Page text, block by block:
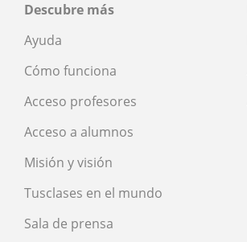
Descubre más
Ayuda
Cómo funciona
Acceso profesores
Acceso a alumnos
Misión y visión
Tusclases en el mundo
Sala de prensa